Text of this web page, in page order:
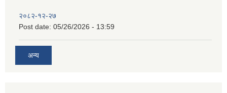
२०८२-१२-२७
Post date: 05/26/2026 - 13:59
अन्य